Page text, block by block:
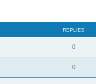
REPLIES
0R
e
0R
e